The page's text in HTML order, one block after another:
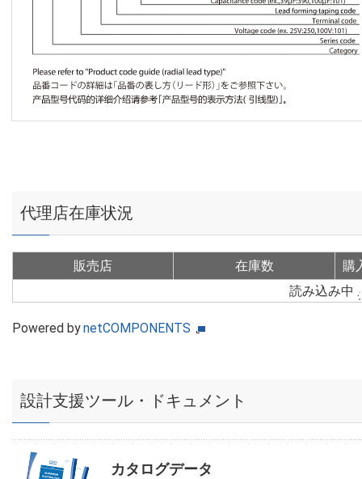
代理店在庫状況
販売店 在庫数
購
読み込み中
Powered bynetCOMPONENTS
設計支援ツール・ドキュメント
カタログデータ